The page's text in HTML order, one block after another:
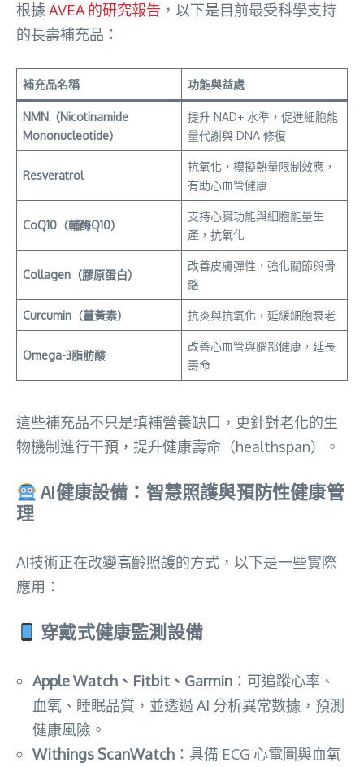
根據 AVEA 的研究報告 ，以下是目前最受科學支持
的長壽補充品：
補充品名稱 功能與益處
NMN（Nicotinamide
Mononucleotide）
提升 NAD+ 水準，促進細胞能
量代謝與 DNA 修復
Resveratrol
抗氧化，模擬熱量限制效應，
有助心血管健康
CoQ10（輔酶Q10）
支持心臟功能與細胞能量生
產，抗氧化
Collagen（膠原蛋白）
改善皮膚彈性，強化關節與骨
骼
Curcumin（薑黃素） 抗炎與抗氧化，延緩細胞衰老
Omega-3脂肪酸
改善心血管與腦部健康，延長
壽命
這些補充品不只是填補營養缺口，更針對老化的生
物機制進行干預，提升健康壽命（healthspan）。
AI健康設備：智慧照護與預防性健康管
理
AI技術正在改變高齡照護的方式，以下是一些實際
應用：
穿戴式健康監測設備
Apple Watch、Fitbit、Garmin ：可追蹤心率、
血氧、睡眠品質，並透過 AI 分析異常數據，預測
健康風險。
Withings ScanWatch ：具備 ECG 心電圖與血氧